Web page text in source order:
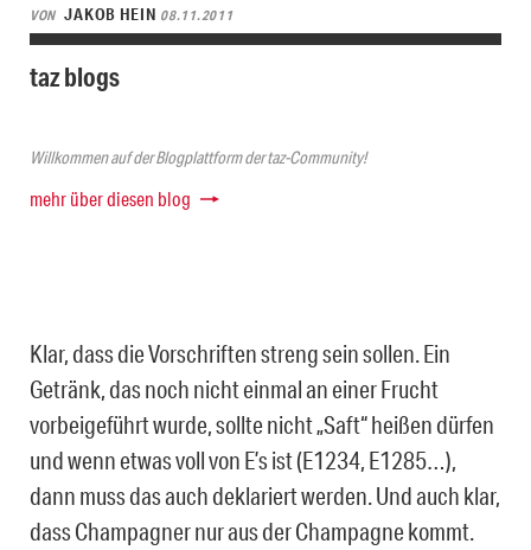
VON JAKOB HEIN 08.11.2011
taz blogs
Willkommen auf der Blogplattform der taz-Community!
mehr über diesen blog
Klar, dass die Vorschriften streng sein sollen. Ein
Getränk, das noch nicht einmal an einer Frucht
vorbeigeführt wurde, sollte nicht „Saft“ heißen dürfen
und wenn etwas voll von E’s ist (E1234, E1285…),
dann muss das auch deklariert werden. Und auch klar,
dass Champagner nur aus der Champagne kommt.